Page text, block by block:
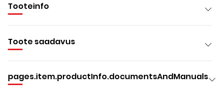
Tooteinfo
Toote saadavus
pages.item.productInfo.documentsAndManuals